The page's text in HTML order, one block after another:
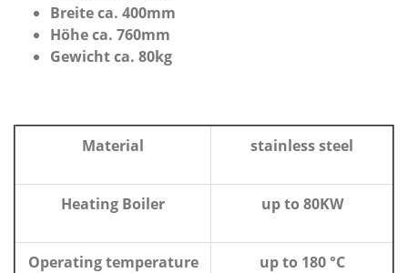
Breite ca. 400mm
Höhe ca. 760mm
Gewicht ca. 80kg
Material stainless steel
Heating Boiler up to 80KW
Operating temperature up to 180 °C